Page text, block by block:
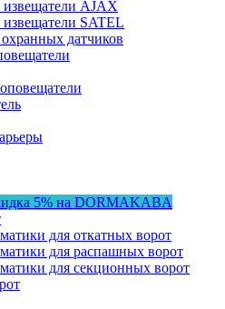
AJAX
SATEL
датчиков
5% на DORMAKABA
для откатных ворот
для распашных ворот
для секционных ворот